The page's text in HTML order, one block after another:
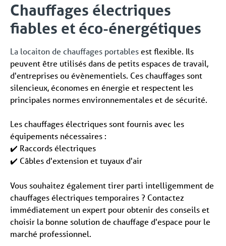
Chauffages électriques
fiables et éco-énergétiques
La locaiton de chauffages portablesest flexible. Ils
peuvent être utilisés dans de petits espaces de travail,
d'entreprises ou évènementiels. Ces chauffages sont
silencieux, économes en énergie et respectent les
principales normes environnementales et de sécurité.
Les chauffages électriques sont fournis avec les
équipements nécessaires :
✔️ Raccords électriques
✔️ Câbles d'extension et tuyaux d'air
Vous souhaitez également tirer parti intelligemment de
chauffages électriques temporaires ? Contactez
immédiatement un expert pour obtenir des conseils et
choisir la bonne solution de chauffage d'espace pour le
marché professionnel.